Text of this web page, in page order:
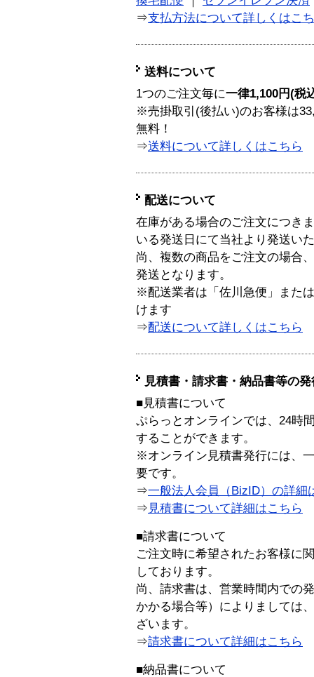
⇒支払方法について詳しくはこ
送料について
1つのご注文毎に一律1,100円(税
※売掛取引(後払い)のお客様は
無料！
⇒送料について詳しくはこちら
配送について
在庫がある場合のご注文につき
いる発送日にて当社より発送い
尚、複数の商品をご注文の場合
発送となります。
※配送業者は「佐川急便」また
けます
⇒配送について詳しくはこちら
見積書・請求書・納品書等の
■見積書について
ぷらっとオンラインでは、24時
することができます。
※オンライン見積書発行には、
要です。
⇒一般法人会員（BizID）の詳細
⇒ 見積書について詳細はこちら
■請求書について
ご注文時に希望されたお客様に
しております。
尚、請求書は、営業時間内での
かかる場合等）によりましては
ざいます。
⇒請求書について詳細はこちら
■納品書について